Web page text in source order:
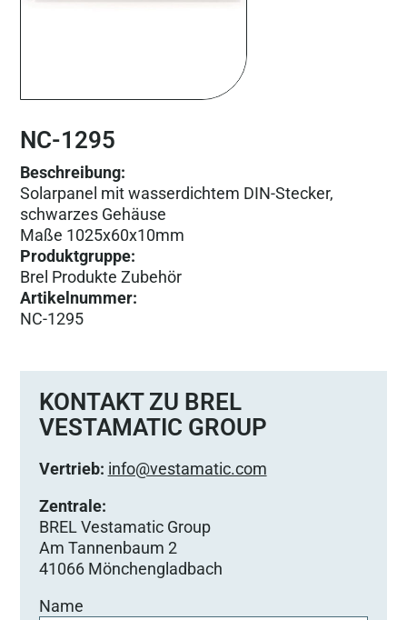
NC-1295
Beschreibung:
Solarpanel mit wasserdichtem DIN-Stecker,
schwarzes Gehäuse
Maße 1025x60x10mm
Produktgruppe:
Brel Produkte Zubehör
Artikelnummer:
NC-1295
KONTAKT ZU BREL
VESTAMATIC GROUP
Vertrieb: info@vestamatic.com
Zentrale:
BREL Vestamatic Group
Am Tannenbaum 2
41066 Mönchengladbach
Name